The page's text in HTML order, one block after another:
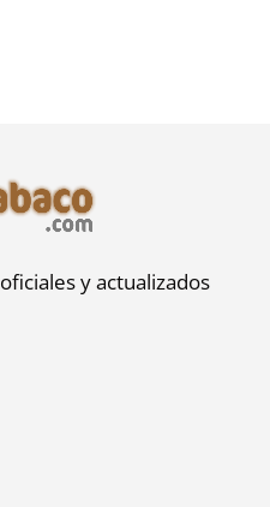
oficiales y actualizados